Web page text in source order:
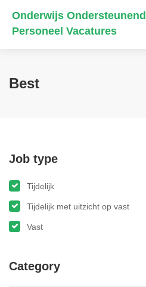
Onderwijs Ondersteunend
Personeel Vacatures
Best
Job type
Tijdelijk
Tijdelijk met uitzicht op vast
Vast
Category